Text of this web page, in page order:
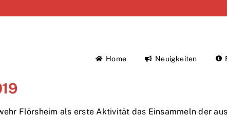
Home Neuigkeiten
Flörsheim als erste Aktivität das Einsammeln der